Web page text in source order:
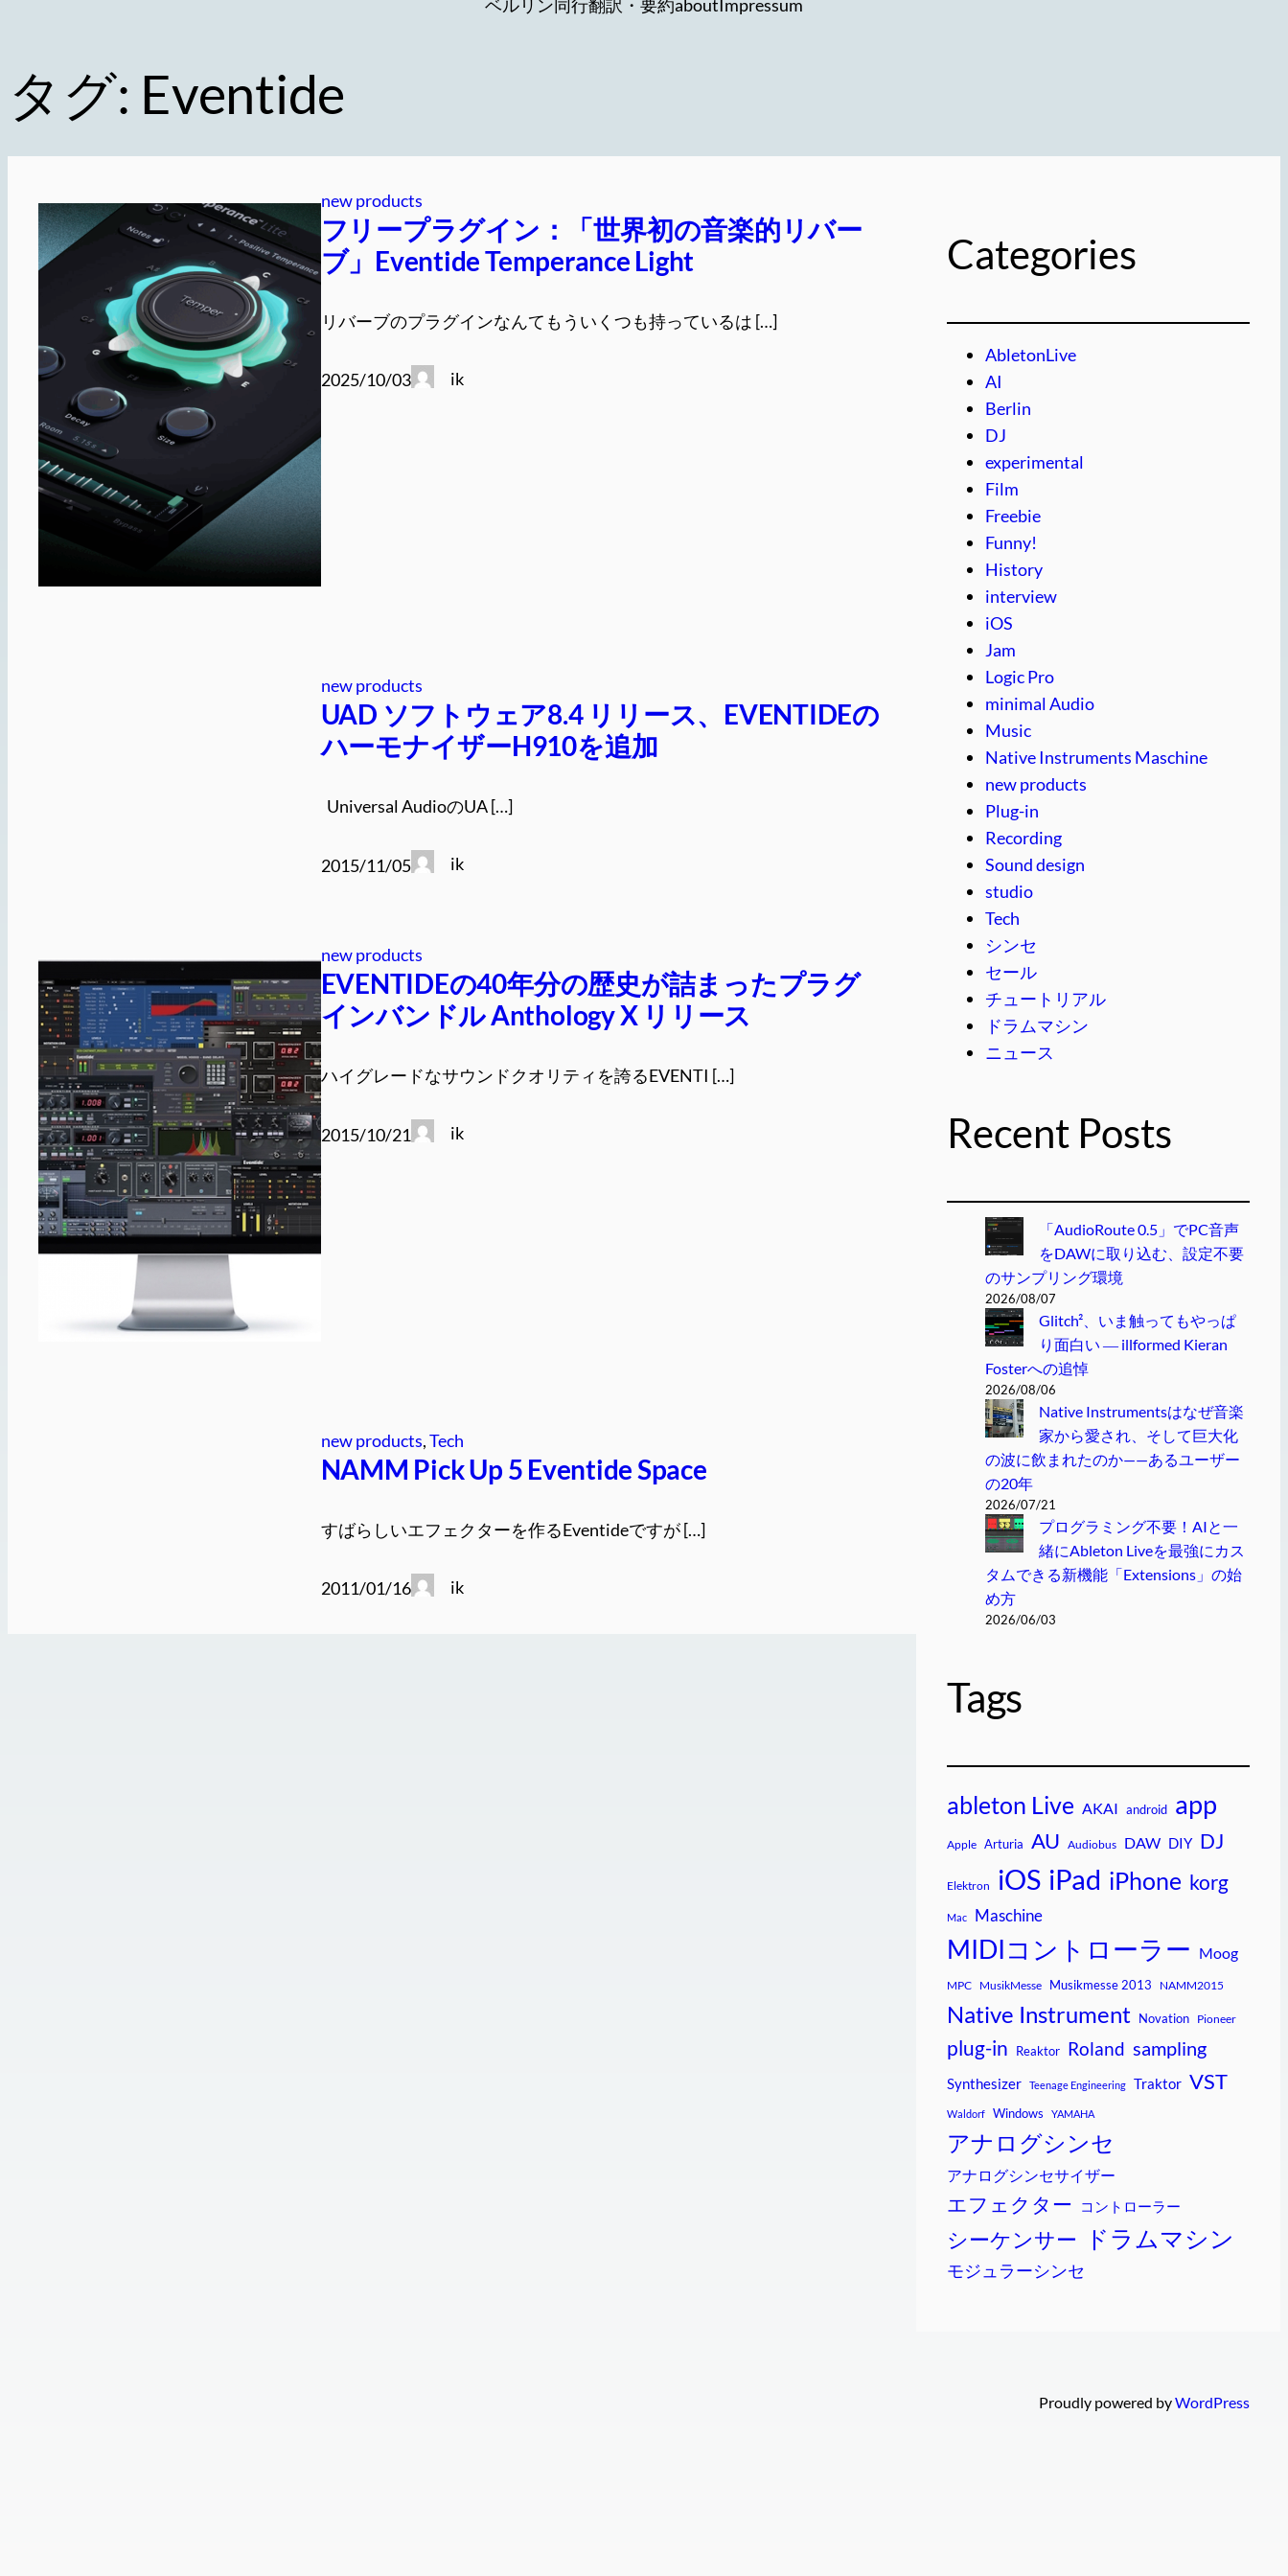
ベルリン同行翻訳・要約aboutImpressum
タグ: Eventide
new products
フリープラグイン：「世界初の音楽的リバー
ブ」Eventide Temperance Light
リバーブのプラグインなんてもういくつも持っているは […]
2025/10/03 ik
new products
UAD ソフトウェア8.4 リリース、EVENTIDEの
ハーモナイザーH910を追加
Universal AudioのUA […]
2015/11/05 ik
new products
EVENTIDEの40年分の歴史が詰まったプラグ
インバンドル Anthology X リリース
ハイグレードなサウンドクオリティを誇るEVENTI […]
2015/10/21 ik
new products, Tech
NAMM Pick Up 5 Eventide Space
すばらしいエフェクターを作るEventideですが […]
2011/01/16 ik
Categories
AbletonLive
AI
Berlin
DJ
experimental
Film
Freebie
Funny!
History
interview
iOS
Jam
Logic Pro
minimal Audio
Music
Native Instruments Maschine
new products
Plug-in
Recording
Sound design
studio
Tech
シンセ
セール
チュートリアル
ドラムマシン
ニュース
Recent Posts
「AudioRoute 0.5」でPC音声
をDAWに取り込む、設定不要
のサンプリング環境
2026/08/07
Glitch²、いま触ってもやっぱ
り面白い ― illformed Kieran
Fosterへの追悼
2026/08/06
Native Instrumentsはなぜ音楽
家から愛され、そして巨大化
の波に飲まれたのか——あるユーザー
の20年
2026/07/21
プログラミング不要！AIと一
緒にAbleton Liveを最強にカス
タムできる新機能「Extensions」の始
め方
2026/06/03
Tags
ableton Live AKAI android app
Apple Arturia AU Audiobus DAW DIY DJ
Elektron iOS iPad iPhone korg
Mac Maschine
MIDIコントローラー Moog
MPC MusikMesse Musikmesse 2013 NAMM2015
Native Instrument Novation Pioneer
plug-in Reaktor Roland sampling
Synthesizer Teenage Engineering Traktor VST
Waldorf Windows YAMAHA
アナログシンセ
アナログシンセサイザー
エフェクター コントローラー
シーケンサー ドラムマシン
モジュラーシンセ
Proudly powered byWordPress